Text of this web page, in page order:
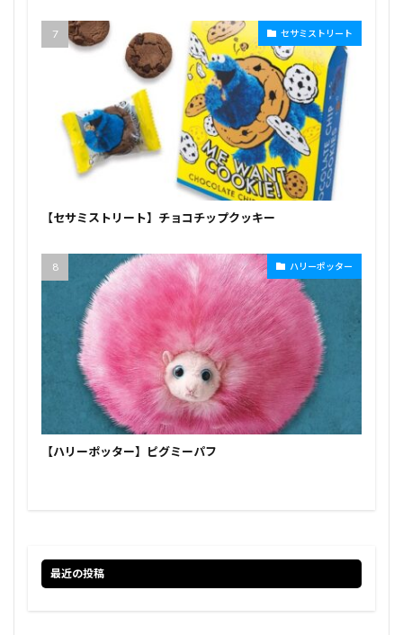
セサミストリート
【セサミストリート】チョコチップクッキー
ハリーポッター
【ハリーポッター】ピグミーパフ
最近の投稿